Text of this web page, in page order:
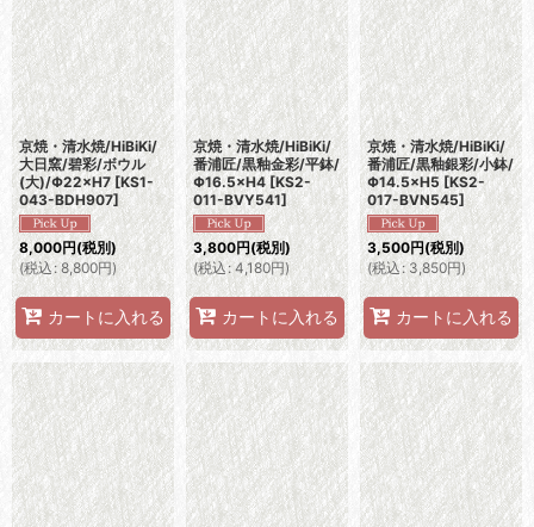
京焼・清水焼/HiBiKi/
大日窯/碧彩/ボウル
(大)/Φ22×H7 [KS1-
043-BDH907]
8,000円(税別)
(税込: 8,800円)
カートに入れる
京焼・清水焼/HiBiKi/
番浦匠/黒釉金彩/平鉢/
Φ16.5×H4 [KS2-
011-BVY541]
3,800円(税別)
(税込: 4,180円)
カートに入れる
京焼・清水焼/HiBiKi/
番浦匠/黒釉銀彩/小鉢/
Φ14.5×H5 [KS2-
017-BVN545]
3,500円(税別)
(税込: 3,850円)
カートに入れる